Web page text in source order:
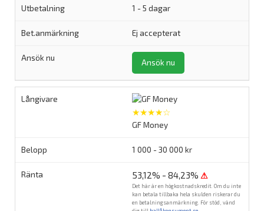
1 - 5 dagar
Ej accepterat
Ansök nu
★★★★☆
GF Money
1 000 - 30 000 kr
53,12% - 84,23% ⚠
Det här är en högkostnadskredit. Om du inte
kan betala tillbaka hela skulden riskerar du
en betalningsanmärkning. För stöd, vänd